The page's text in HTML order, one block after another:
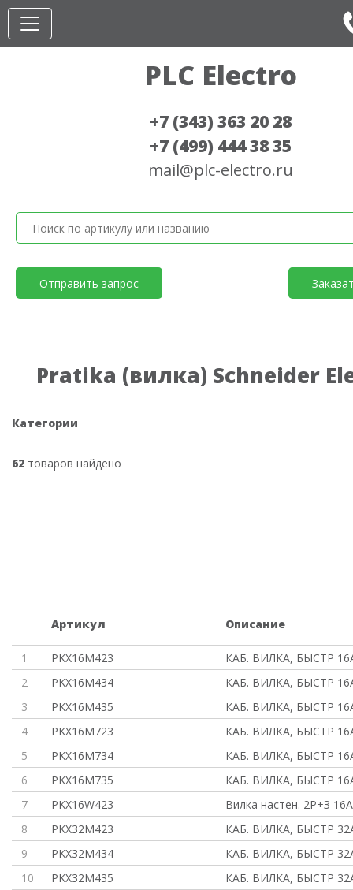
PLC Electro
+7 (343) 363 20 28
+7 (499) 444 38 35
mail@plc-electro.ru
Отправить запрос
Pratika (вилка) Schneider
Категории
62 товаров найдено
Артикул Описание
1 PKX16M423
КАБ. ВИЛКА, БЫСТР
2
PKX16M434
КАБ. ВИЛКА, БЫСТР
3
PKX16M435
КАБ. ВИЛКА, БЫСТР
4
PKX16M723
КАБ. ВИЛКА, БЫСТР
5
PKX16M734
КАБ. ВИЛКА, БЫСТР
6
PKX16M735
КАБ. ВИЛКА, БЫСТР
7
PKX16W423
Вилка настен. 2P+З
8
PKX32M423
КАБ. ВИЛКА, БЫСТР
9
PKX32M434
КАБ. ВИЛКА, БЫСТР
10
PKX32M435
КАБ. ВИЛКА, БЫСТР